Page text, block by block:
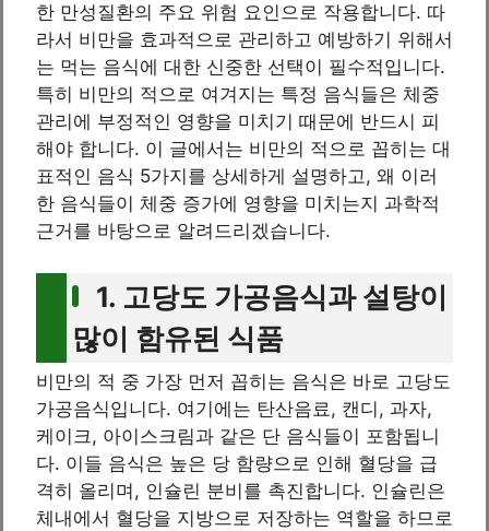
한 만성질환의 주요 위험 요인으로 작용합니다. 따
라서 비만을 효과적으로 관리하고 예방하기 위해서
는 먹는 음식에 대한 신중한 선택이 필수적입니다.
특히 비만의 적으로 여겨지는 특정 음식들은 체중
관리에 부정적인 영향을 미치기 때문에 반드시 피
해야 합니다. 이 글에서는 비만의 적으로 꼽히는 대
표적인 음식 5가지를 상세하게 설명하고, 왜 이러
한 음식들이 체중 증가에 영향을 미치는지 과학적
근거를 바탕으로 알려드리겠습니다.
1. 고당도 가공음식과 설탕이
많이 함유된 식품
비만의 적 중 가장 먼저 꼽히는 음식은 바로 고당도
가공음식입니다. 여기에는 탄산음료, 캔디, 과자,
케이크, 아이스크림과 같은 단 음식들이 포함됩니
다. 이들 음식은 높은 당 함량으로 인해 혈당을 급
격히 올리며, 인슐린 분비를 촉진합니다. 인슐린은
체내에서 혈당을 지방으로 저장하는 역할을 하므로